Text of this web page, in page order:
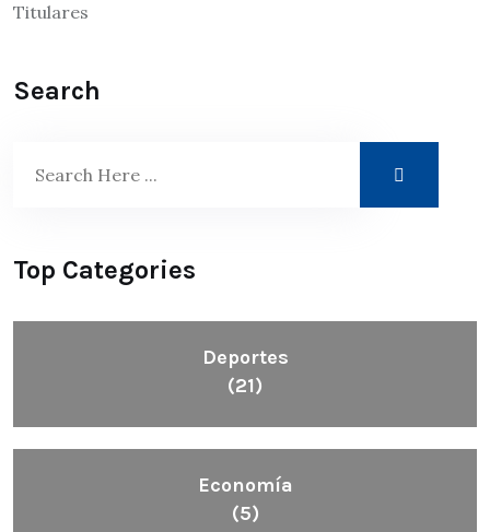
Titulares
Search
Top Categories
Deportes
(21)
Economía
(5)